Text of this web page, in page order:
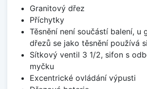
Granitový dřez
Příchytky
Těsnění není součástí balení, u
dřezů se jako těsnění používá
Sítkový ventil 3 1/2, sifon s
myčku
Excentrické ovládání výpusti